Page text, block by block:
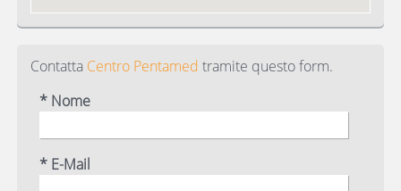
Contatta Centro Pentamed tramite questo form.
* Nome
* E-Mail